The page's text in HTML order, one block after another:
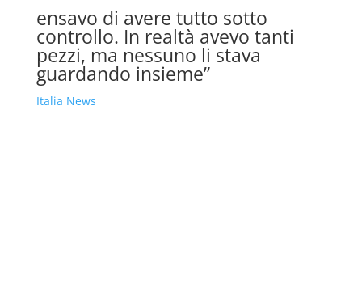
ensavo di avere tutto sotto
controllo. In realtà avevo tanti
pezzi, ma nessuno li stava
guardando insieme”
Italia News